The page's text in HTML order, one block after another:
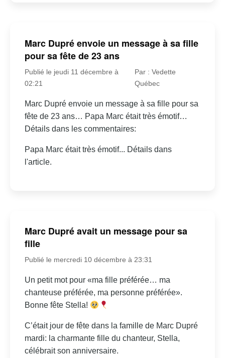
Marc Dupré envoie un message à sa fille
pour sa fête de 23 ans
Publié le jeudi 11 décembre à
02:21
Par : Vedette
Québec
Marc Dupré envoie un message à sa fille pour sa
fête de 23 ans… Papa Marc était très émotif…
Détails dans les commentaires:
Papa Marc était très émotif... Détails dans
l'article.
Marc Dupré avait un message pour sa
fille
Publié le mercredi 10 décembre à 23:31
Un petit mot pour «ma fille préférée… ma
chanteuse préférée, ma personne préférée».
Bonne fête Stella!
C’était jour de fête dans la famille de Marc Dupré
mardi: la charmante fille du chanteur, Stella,
célébrait son anniversaire.